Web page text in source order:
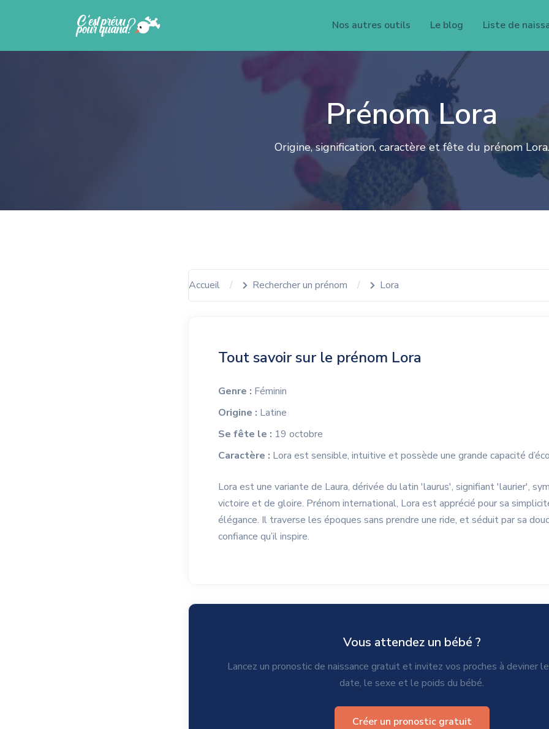
Nos autres outils Le blog Liste de
Prénom Lora
Origine, signification, caractère et fête du prénom Lora.
Accueil Rechercher un prénom Lora
Tout savoir sur le prénom Lora
Genre : Féminin
Origine : Latine
Se fête le : 19 octobre
Caractère : Lora est sensible, intuitive et possède une grande capacité
Lora est une variante de Laura, dérivée du latin 'laurus', signifiant 'laurier',
victoire et de gloire. Prénom international, Lora est apprécié pour sa
élégance. Il traverse les époques sans prendre une ride, et séduit par sa
confiance qu’il inspire.
Vous attendez un bébé ?
Lancez un pronostic de naissance gratuit et invitez vos proches à deviner
date, le sexe et le poids du bébé.
Créer un pronostic gratuit